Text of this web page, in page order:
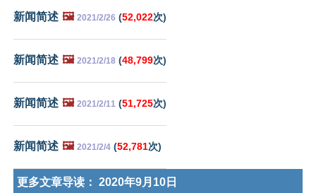
新闻简述 🖼️ 2021/2/26 (52,022次)
新闻简述 🖼️ 2021/2/18 (48,799次)
新闻简述 🖼️ 2021/2/11 (51,725次)
新闻简述 🖼️ 2021/2/4 (52,781次)
更多文章导读： 2020年9月10日